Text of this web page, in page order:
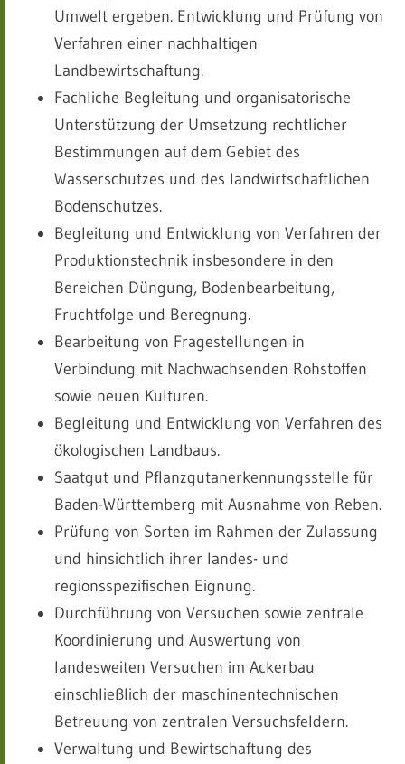
Umwelt ergeben. Entwicklung und Prüfung von
Verfahren einer nachhaltigen
Landbewirtschaftung.
Fachliche Begleitung und organisatorische
Unterstützung der Umsetzung rechtlicher
Bestimmungen auf dem Gebiet des
Wasserschutzes und des landwirtschaftlichen
Bodenschutzes.
Begleitung und Entwicklung von Verfahren der
Produktionstechnik insbesondere in den
Bereichen Düngung, Bodenbearbeitung,
Fruchtfolge und Beregnung.
Bearbeitung von Fragestellungen in
Verbindung mit Nachwachsenden Rohstoffen
sowie neuen Kulturen.
Begleitung und Entwicklung von Verfahren des
ökologischen Landbaus.
Saatgut und Pflanzgutanerkennungsstelle für
Baden-Württemberg mit Ausnahme von Reben.
Prüfung von Sorten im Rahmen der Zulassung
und hinsichtlich ihrer landes- und
regionsspezifischen Eignung.
Durchführung von Versuchen sowie zentrale
Koordinierung und Auswertung von
landesweiten Versuchen im Ackerbau
einschließlich der maschinentechnischen
Betreuung von zentralen Versuchsfeldern.
Verwaltung und Bewirtschaftung des